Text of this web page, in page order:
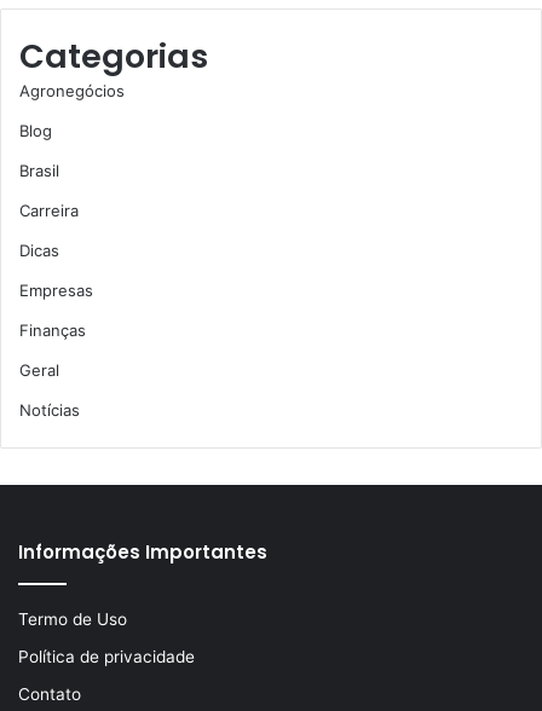
Categorias
Agronegócios
Blog
Brasil
Carreira
Dicas
Empresas
Finanças
Geral
Notícias
Informações Importantes
Termo de Uso
Política de privacidade
Contato